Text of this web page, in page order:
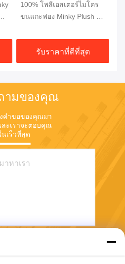
100% โพลีเอสเตอร์ไมโคร
ขนแกะฟอง Minky Plush ผ้า
รับราคาที่ดีที่สุด
ามของคุณ
คําขอของคุณมา
ละเราจะตอบคุณ
นเร็วที่สุด